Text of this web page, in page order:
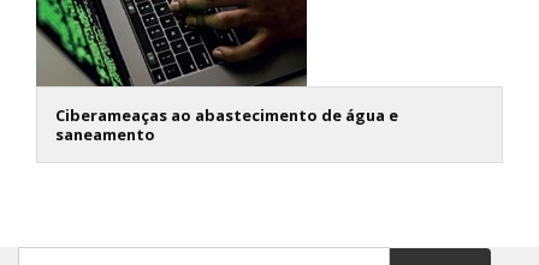
Ciberameaças ao abastecimento de água e
saneamento